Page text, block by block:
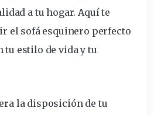
a tu hogar. Aquí te
el sofá esquinero perfecto
tu estilo de vida y tu
la disposición de tu